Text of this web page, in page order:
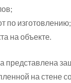
по изготовлению;
на объекте.
на стене